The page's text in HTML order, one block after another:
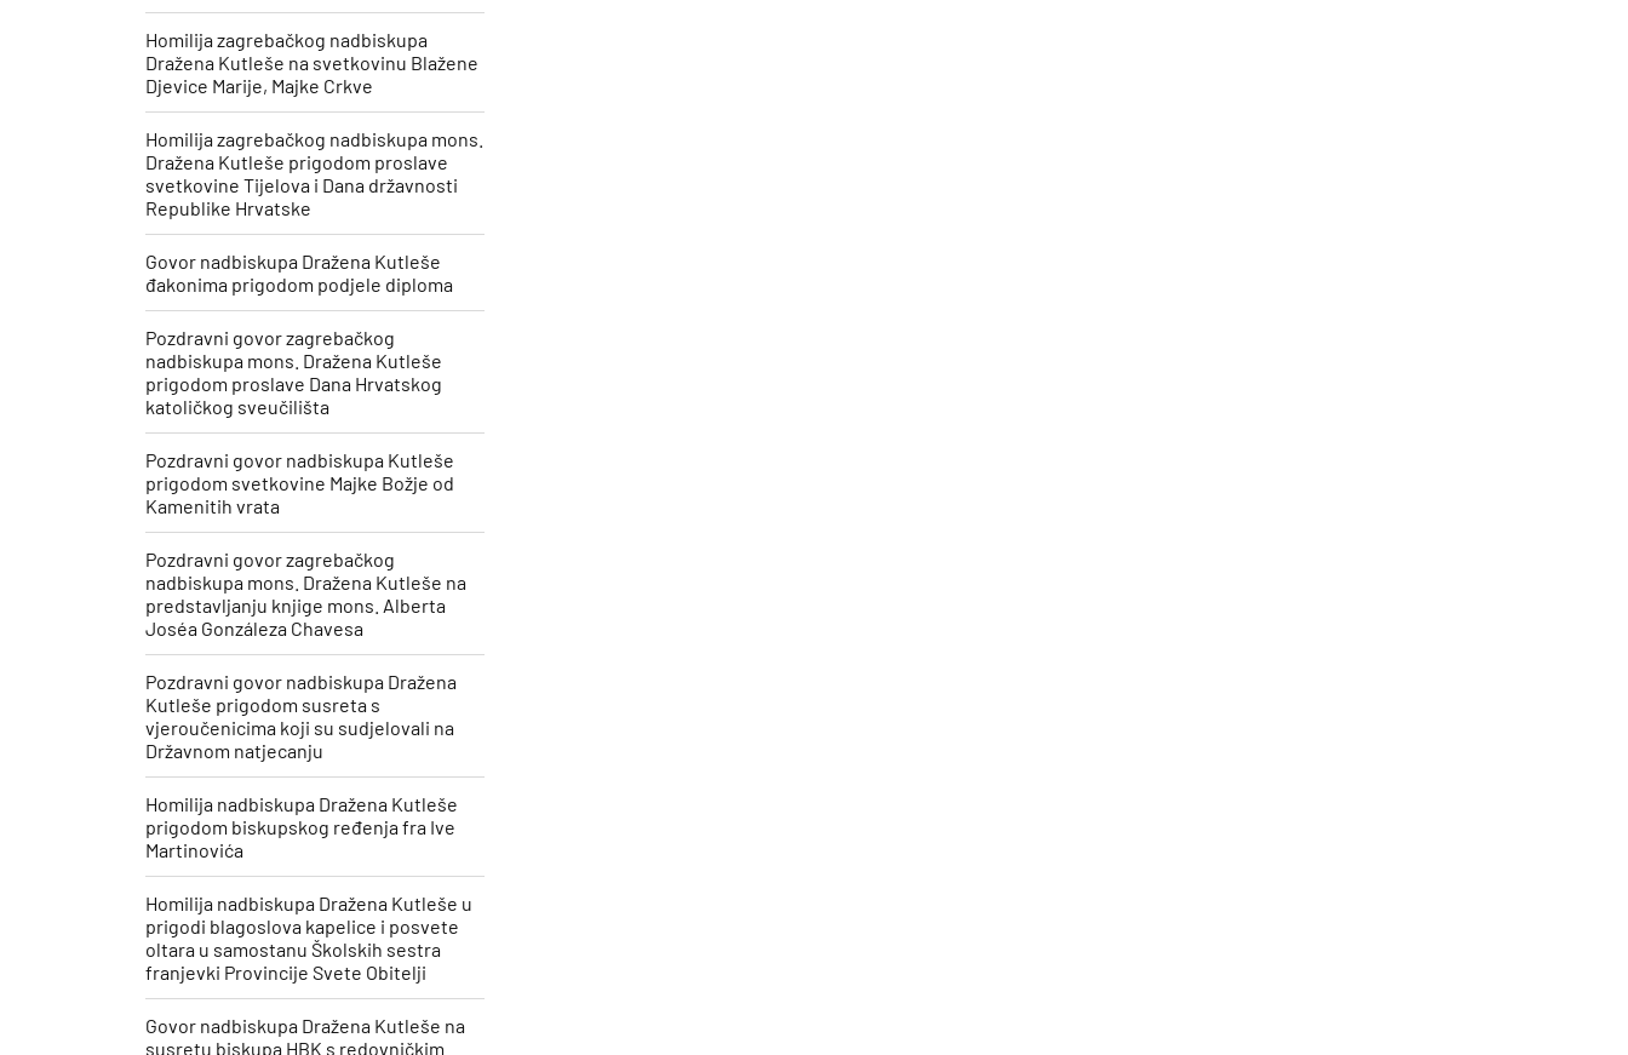
Homilija zagrebačkog nadbiskupa
Dražena Kutleše na svetkovinu Blažene
Djevice Marije, Majke Crkve
Homilija zagrebačkog nadbiskupa mons.
Dražena Kutleše prigodom proslave
svetkovine Tijelova i Dana državnosti
Republike Hrvatske
Govor nadbiskupa Dražena Kutleše
đakonima prigodom podjele diploma
Pozdravni govor zagrebačkog
nadbiskupa mons. Dražena Kutleše
prigodom proslave Dana Hrvatskog
katoličkog sveučilišta
Pozdravni govor nadbiskupa Kutleše
prigodom svetkovine Majke Božje od
Kamenitih vrata
Pozdravni govor zagrebačkog
nadbiskupa mons. Dražena Kutleše na
predstavljanju knjige mons. Alberta
Joséa Gonzáleza Chavesa
Pozdravni govor nadbiskupa Dražena
Kutleše prigodom susreta s
vjeroučenicima koji su sudjelovali na
Državnom natjecanju
Homilija nadbiskupa Dražena Kutleše
prigodom biskupskog ređenja fra Ive
Martinovića
Homilija nadbiskupa Dražena Kutleše u
prigodi blagoslova kapelice i posvete
oltara u samostanu Školskih sestra
franjevki Provincije Svete Obitelji
Govor nadbiskupa Dražena Kutleše na
susretu biskupa HBK s redovničkim